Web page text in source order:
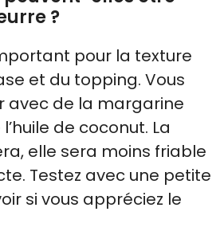
?
pour la texture
et du topping. Vous
avec de la margarine
de coconut. La
elle sera moins friable
Testez avec une petite
si vous appréciez le